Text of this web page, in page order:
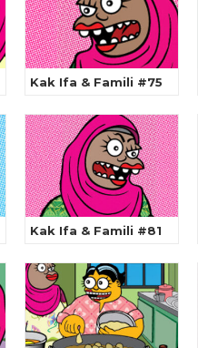
Kak Ifa & Famili #75
Kak Ifa & Famili #81